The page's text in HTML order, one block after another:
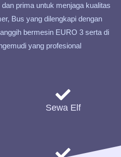
prima untuk menjaga kualitas
Bus yang dilengkapi dengan
bermesin EURO 3 serta di
yang profesional
Sewa Elf